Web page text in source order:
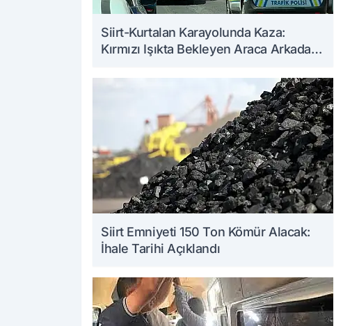
Siirt-Kurtalan Karayolunda Kaza:
Kırmızı Işıkta Bekleyen Araca Arkadan
Siirt Emniyeti 150 Ton Kömür Alacak:
İhale Tarihi Açıklandı